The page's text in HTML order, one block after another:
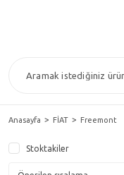
Anasayfa FİAT Freemont
Stoktakiler